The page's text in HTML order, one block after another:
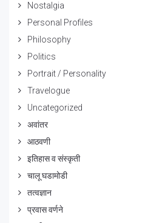
Nostalgia
Personal Profiles
Philosophy
Politics
Portrait / Personality
Travelogue
Uncategorized
अवांतर
आठवणी
इतिहास व संस्कृती
चालू घडामोडी
तत्वज्ञान
प्रवास वर्णने